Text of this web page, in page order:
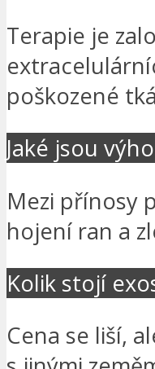
Terapie je
poškozené
Jaké jsou
Mezi přínosy
hojení ran a
Kolik stojí
Cena se liší,